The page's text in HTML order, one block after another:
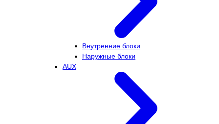
Внутренние блоки
Наружные блоки
AUX